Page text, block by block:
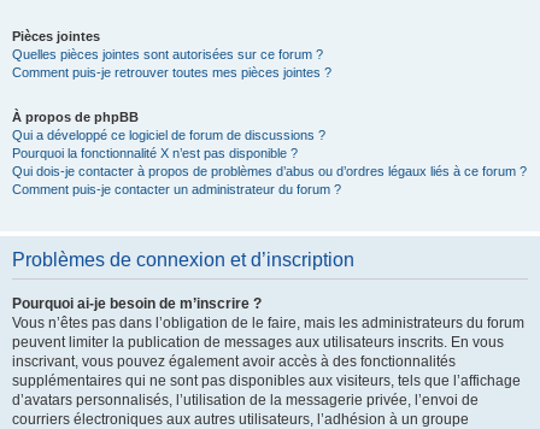
Pièces jointes
Quelles pièces jointes sont autorisées sur ce forum ?
Comment puis-je retrouver toutes mes pièces jointes ?
À propos de phpBB
Qui a développé ce logiciel de forum de discussions ?
Pourquoi la fonctionnalité X n’est pas disponible ?
Qui dois-je contacter à propos de problèmes d’abus ou d’ordres légaux liés à ce forum ?
Comment puis-je contacter un administrateur du forum ?
Problèmes de connexion et d’inscription
Pourquoi ai-je besoin de m’inscrire ?
Vous n’êtes pas dans l’obligation de le faire, mais les administrateurs du forum
peuvent limiter la publication de messages aux utilisateurs inscrits. En vous
inscrivant, vous pouvez également avoir accès à des fonctionnalités
supplémentaires qui ne sont pas disponibles aux visiteurs, tels que l’affichage
d’avatars personnalisés, l’utilisation de la messagerie privée, l’envoi de
courriers électroniques aux autres utilisateurs, l’adhésion à un groupe